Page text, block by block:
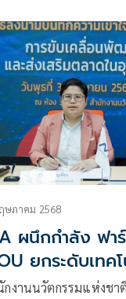
กงานนวัตกรรมแห่งชา
ษภาคม 2568
ผนึกกำลัง ฟา
ยกระดับเทค
ทีโลก
กงานนวัตกรรมแห่งชา